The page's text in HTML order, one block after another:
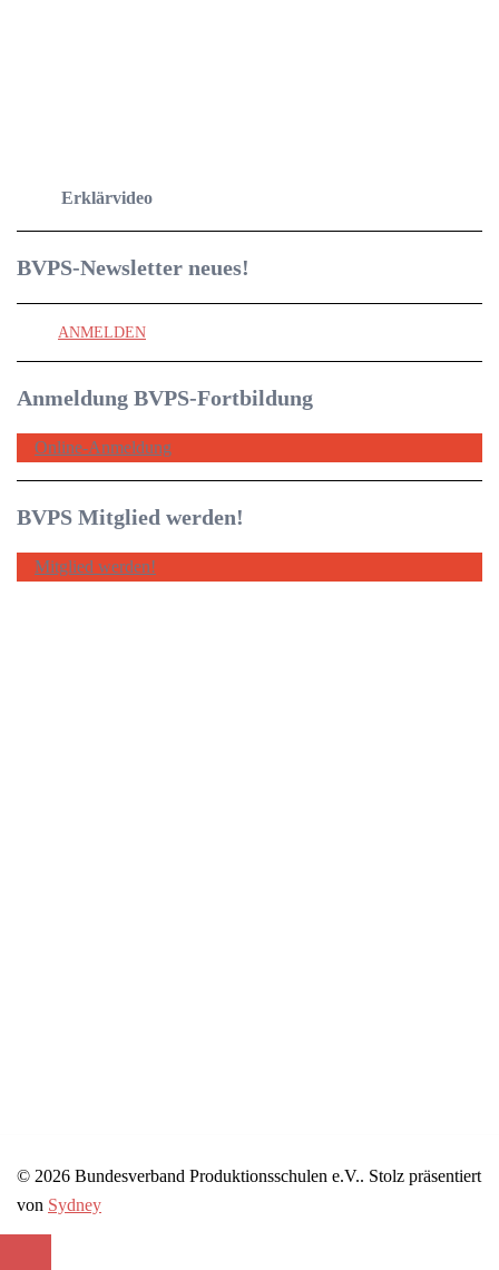
Erklärvideo
BVPS-Newsletter neues!
ANMELDEN
Anmeldung BVPS-Fortbildung
Online-Anmeldung
BVPS Mitglied werden!
Mitglied werden!
© 2026 Bundesverband Produktionsschulen e.V.. Stolz präsentiert
von Sydney